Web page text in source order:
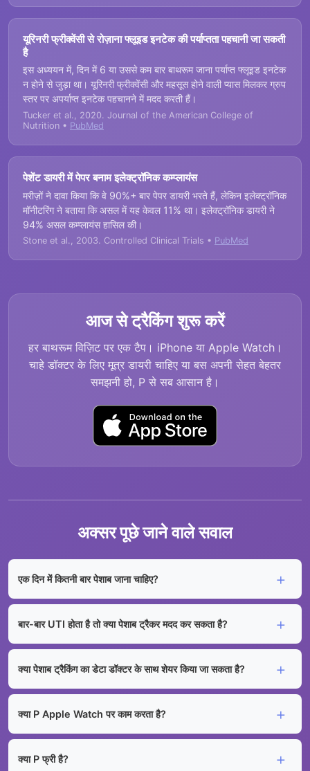
यूरिनरी फ्रीक्वेंसी से रोज़ाना फ्लूइड इनटेक की पर्याप्तता पहचानी जा सकती
है
इस अध्ययन में, दिन में 6 या उससे कम बार बाथरूम जाना पर्याप्त फ्लूइड इनटेक
न होने से जुड़ा था। यूरिनरी फ्रीक्वेंसी और महसूस होने वाली प्यास मिलकर ग्रुप
स्तर पर अपर्याप्त इनटेक पहचानने में मदद करती हैं।
Tucker et al., 2020. Journal of the American College of
Nutrition • PubMed
पेशेंट डायरी में पेपर बनाम इलेक्ट्रॉनिक कम्प्लायंस
मरीज़ों ने दावा किया कि वे 90%+ बार पेपर डायरी भरते हैं, लेकिन इलेक्ट्रॉनिक
मॉनीटरिंग ने बताया कि असल में यह केवल 11% था। इलेक्ट्रॉनिक डायरी ने
94% असल कम्प्लायंस हासिल की।
Stone et al., 2003. Controlled Clinical Trials • PubMed
आज से ट्रैकिंग शुरू करें
हर बाथरूम विज़िट पर एक टैप। iPhone या Apple Watch।
चाहे डॉक्टर के लिए मूत्र डायरी चाहिए या बस अपनी सेहत बेहतर
समझनी हो, P से सब आसान है।
अक्सर पूछे जाने वाले सवाल
एक दिन में कितनी बार पेशाब जाना चाहिए?
बार-बार UTI होता है तो क्या पेशाब ट्रैकर मदद कर सकता है?
क्या पेशाब ट्रैकिंग का डेटा डॉक्टर के साथ शेयर किया जा सकता है?
क्या P Apple Watch पर काम करता है?
क्या P फ्री है?